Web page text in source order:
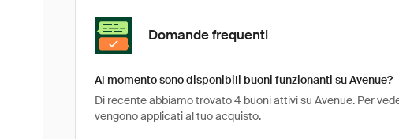
Domande frequenti
Al momento sono disponibili buoni funzionanti su Avenue?
Di recente abbiamo trovato 4 buoni attivi su Avenue. Per
vengono applicati al tuo acquisto.